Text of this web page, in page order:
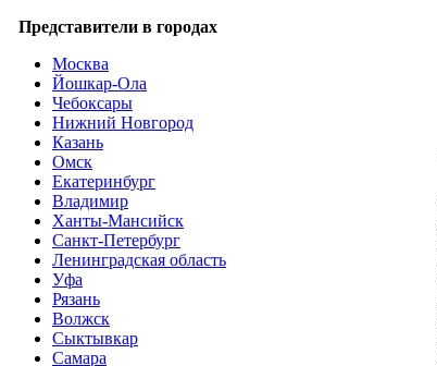
Представители в городах
Москва
Йошкар-Ола
Чебоксары
Нижний Новгород
Казань
Омск
Екатеринбург
Владимир
Ханты-Мансийск
Санкт-Петербург
Ленинградская область
Уфа
Рязань
Волжск
Сыктывкар
Самара